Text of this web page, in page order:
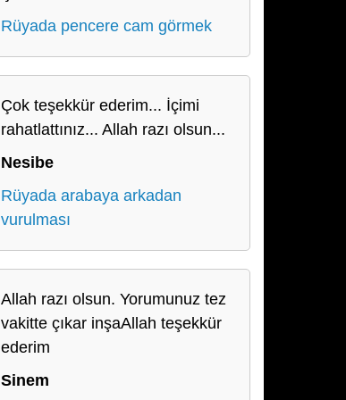
Rüyada pencere cam görmek
Çok teşekkür ederim... İçimi
rahatlattınız... Allah razı olsun...
Nesibe
Rüyada arabaya arkadan
vurulması
Allah razı olsun. Yorumunuz tez
vakitte çıkar inşaAllah teşekkür
ederim
Sinem